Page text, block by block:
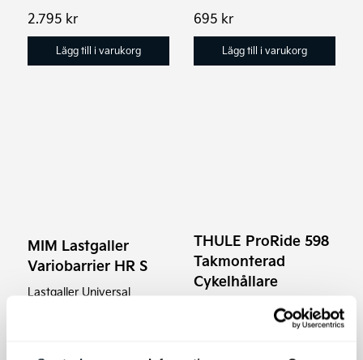
2.795 kr
Lägg till i varukorg
695 kr
Lägg till i varukorg
MIM Lastgaller
Variobarrier HR S
Lastgaller Universal
THULE ProRide 598
Takmonterad
Cykelhållare
Thule ProRide 598 har en
design som präglas av